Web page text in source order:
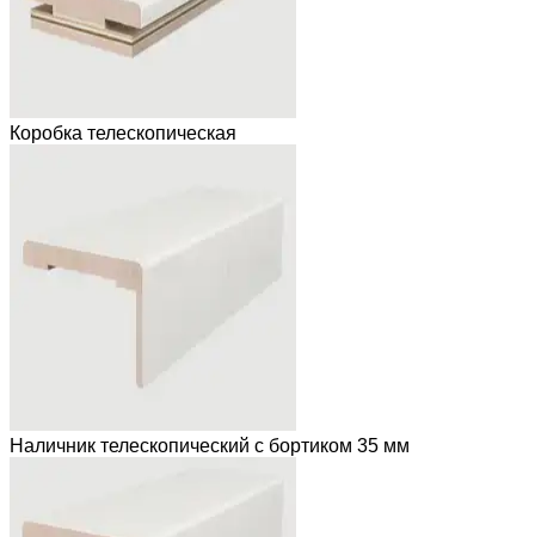
Коробка телескопическая
Наличник телескопический с бортиком 35 мм